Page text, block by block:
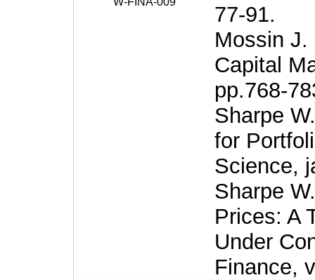
77-91.
Mossin J.
Capital
pp.768-
Sharpe
for
Science,
Sharpe
Prices: A
Under
Finance,